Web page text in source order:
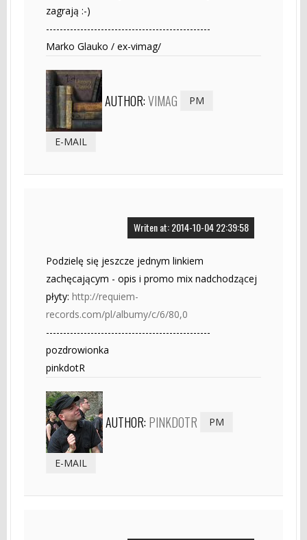
zagrają :-)
------------------------------------------------
Marko Glauko / ex-vimag/
AUTHOR:VIMAG PM
E-MAIL
Writen at: 2014-10-04 22:39:58
Podzielę się jeszcze jednym linkiem
zachęcającym - opis i promo mix nadchodzącej
płyty: http://requiem-
records.com/pl/albumy/c/6/80,0
------------------------------------------------
pozdrowionka
pinkdotR
AUTHOR: PINKDOTR PM
E-MAIL